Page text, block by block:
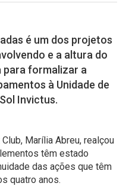
é um dos projetos
e a altura do
para formalizar a
à Unidade de
Invictus.
Marília Abreu, realçou
têm estado
das ações que têm
quatro anos.